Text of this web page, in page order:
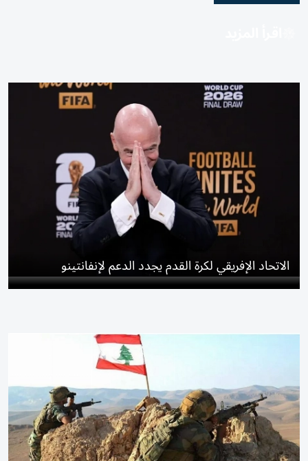
الاتحاد الإفريقي لكرة القدم يجدد الدعم لإنفانتينو